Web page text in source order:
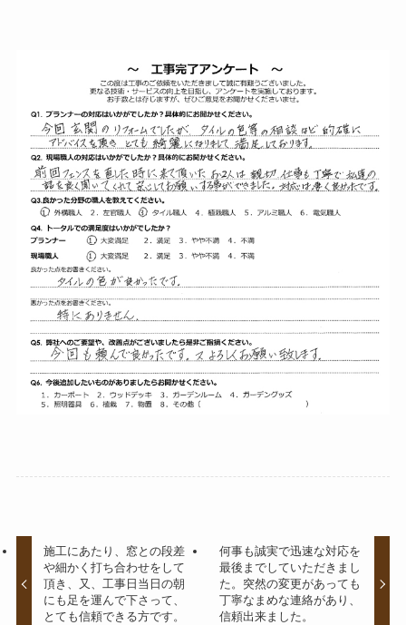
施工にあたり、窓との段差
や細かく打ち合わせをして
頂き、又、工事日当日の朝
にも足を運んで下さって、
とても信頼できる方です。
何事も誠実で迅速な対応を
最後までしていただきまし
た。突然の変更があっても
丁寧なまめな連絡があり、
信頼出来ました。